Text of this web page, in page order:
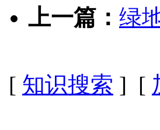
上一篇： 绿
[ 知识搜索 ] [